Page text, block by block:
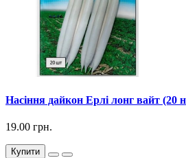
Насіння дайкон Ерлі лонг вайт (20
19.00 грн.
Купити